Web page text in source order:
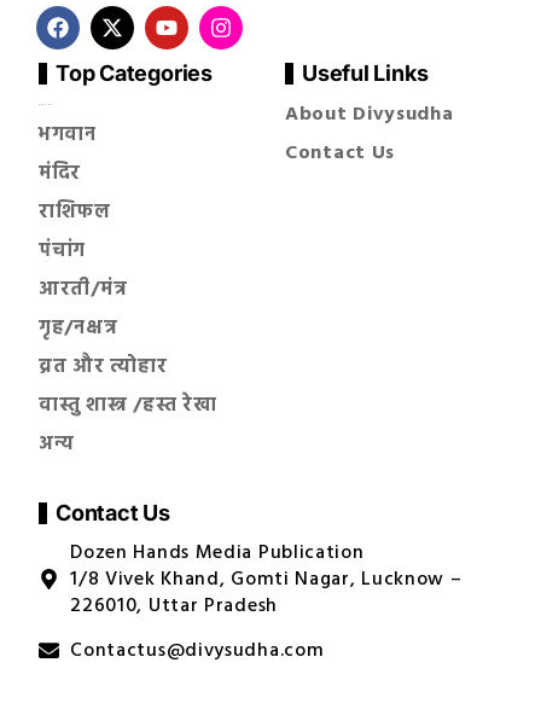
Top Categories
भगवान
मंदिर
राशिफल
पंचांग
आरती/मंत्र
गृह/नक्षत्र
व्रत और त्योहार
वास्तु शास्त्र /हस्त रेखा
अन्य
Useful Links
About Divysudha
Contact Us
Contact Us
Dozen Hands Media Publication
1/8 Vivek Khand, Gomti Nagar, Lucknow –
226010, Uttar Pradesh
Contactus@divysudha.com